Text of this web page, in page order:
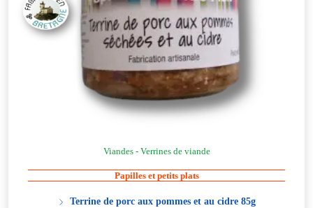
Viandes - Verrines de viande
Papilles et petits plats
Terrine de porc aux pommes et au cidre 85g